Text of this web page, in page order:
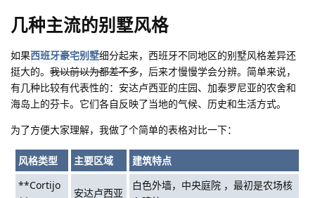
几种主流的别墅风格
如果西班牙豪宅别墅细分起来，西班牙不同地区的别墅风格差异还
挺大的。 我以前以为都差不多，后来才慢慢学会分辨。简单来说，
有几种比较有代表性的：安达卢西亚的庄园、加泰罗尼亚的农舍和
海岛上的芬卡。它们各自反映了当地的气候、历史和生活方式。
为了方便大家理解，我做了个简单的表格对比一下：
风格类型 主要区域
建筑特点
**Cortijo
安达卢西亚
白色外墙，中央庭院 ，最初是农场核